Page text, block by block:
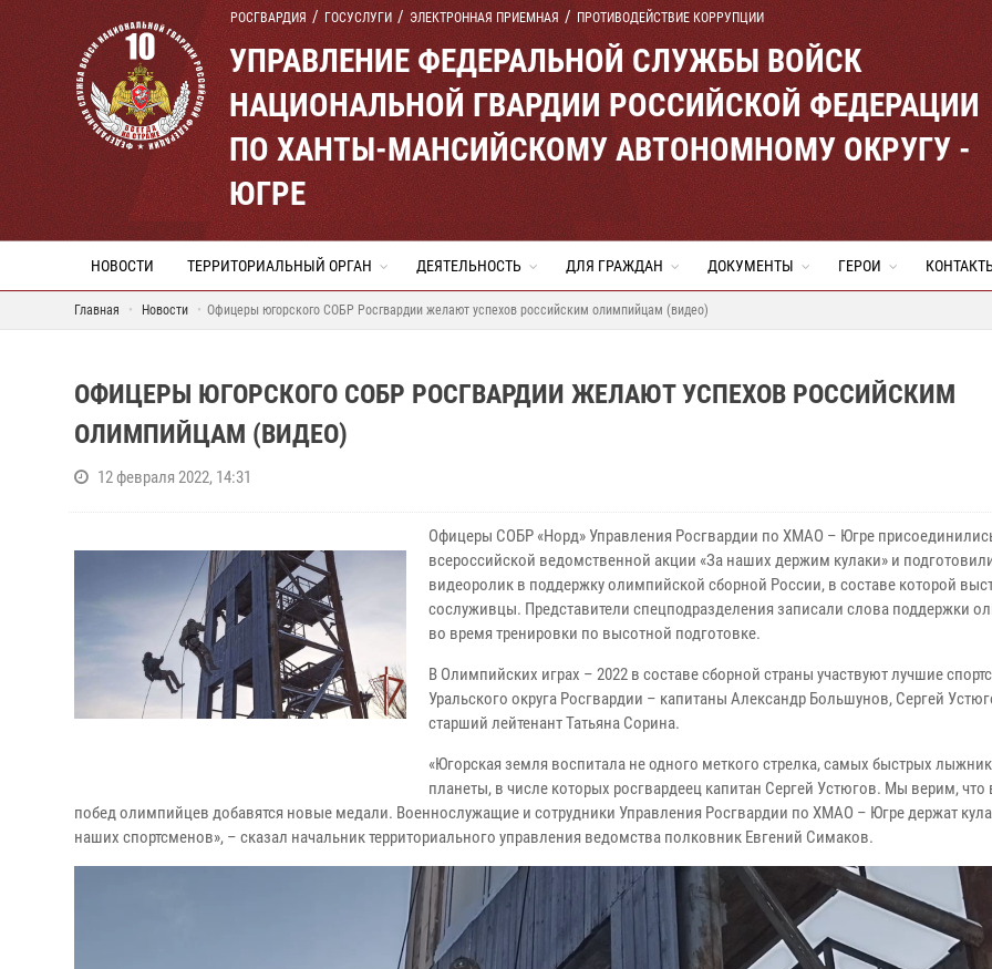
РОСГВАРДИЯ ГОСУСЛУГИ ЭЛЕКТРОННАЯ ПРИЕМНАЯ ПРОТИВОДЕЙСТВИЕ КОРРУПЦИИ
УПРАВЛЕНИЕ ФЕДЕРАЛЬНОЙ СЛУЖБЫ ВОЙСК
НАЦИОНАЛЬНОЙ ГВАРДИИ РОССИЙСКОЙ ФЕДЕРАЦИИ
ПО ХАНТЫ-МАНСИЙСКОМУ АВТОНОМНОМУ ОКРУГУ -
ЮГРЕ
НОВОСТИ ТЕРРИТОРИАЛЬНЫЙ ОРГАН ДЕЯТЕЛЬНОСТЬ ДЛЯ ГРАЖДАН ДОКУМЕНТЫ ГЕРОИ
Главная Новости Офицеры югорского СОБР Росгвардии желают успехов российским олимпийцам (видео)
ОФИЦЕРЫ ЮГОРСКОГО СОБР РОСГВАРДИИ ЖЕЛАЮТ УСПЕХОВ РОССИЙСКИМ
ОЛИМПИЙЦАМ (ВИДЕО)
12 февраля 2022, 14:31
Офицеры СОБР «Норд» Управления Росгвардии по ХМАО – Югре
всероссийской ведомственной акции «За наших держим кулаки» и
видеоролик в поддержку олимпийской сборной России, в составе которой
сослуживцы. Представители спецподразделения записали слова поддержки
во время тренировки по высотной подготовке.
В Олимпийских играх – 2022 в составе сборной страны участвуют лучшие
Уральского округа Росгвардии – капитаны Александр Большунов, Сергей
старший лейтенант Татьяна Сорина.
«Югорская земля воспитала не одного меткого стрелка, самых быстрых
планеты, в числе которых росгвардеец капитан Сергей Устюгов. Мы верим, что
побед олимпийцев добавятся новые медали. Военнослужащие и сотрудники Управления Росгвардии по ХМАО – Югре держат
наших спортсменов», – сказал начальник территориального управления ведомства полковник Евгений Симаков.